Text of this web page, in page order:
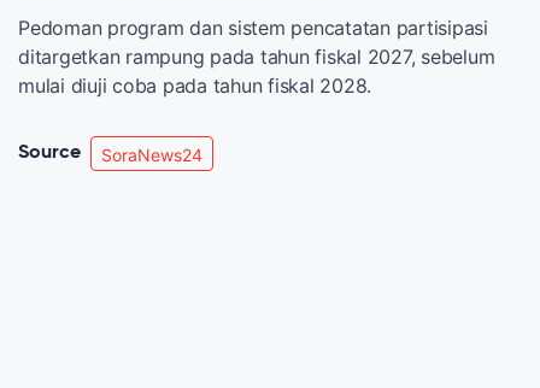
Pedoman program dan sistem pencatatan partisipasi
ditargetkan rampung pada tahun fiskal 2027, sebelum
mulai diuji coba pada tahun fiskal 2028.
Source SoraNews24